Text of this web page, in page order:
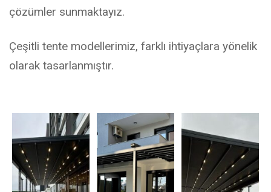
çözümler sunmaktayız.
Çeşitli tente modellerimiz, farklı ihtiyaçlara yönelik
olarak tasarlanmıştır.